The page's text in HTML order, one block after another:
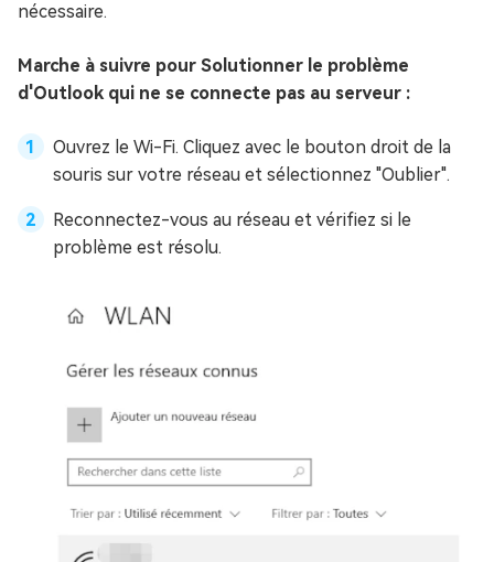
nécessaire.
Marche à suivre pour Solutionner le problème
d'Outlook qui ne se connecte pas au serveur :
Ouvrez le Wi-Fi. Cliquez avec le bouton droit de la
souris sur votre réseau et sélectionnez "Oublier".
Reconnectez-vous au réseau et vérifiez si le
problème est résolu.